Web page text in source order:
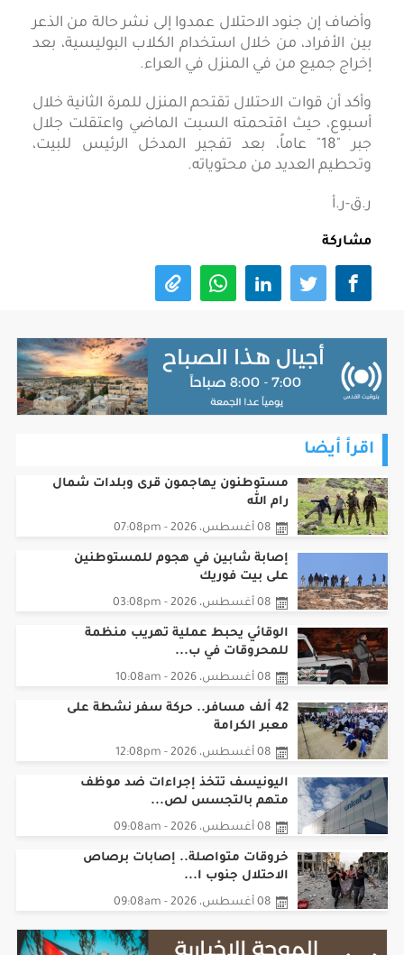
وأضاف إن جنود الاحتلال عمدوا إلى نشر حالة من الذعر
بين الأفراد، من خلال استخدام الكلاب البوليسية، بعد
إخراج جميع من في المنزل في العراء.
وأكد أن قوات الاحتلال تقتحم المنزل للمرة الثانية خلال
أسبوع، حيث اقتحمته السبت الماضي واعتقلت جلال
جبر "18" عاماً، بعد تفجير المدخل الرئيس للبيت،
وتحطيم العديد من محتوياته.
ر.ق-ر.أ
مشاركة
رام الله
08 أغسطس، 2026 - 07:08pm
إصابة شابين في هجوم للمستوطنين
على بيت فوريك
08 أغسطس، 2026 - 03:08pm
الوقائي يحبط عملية تهريب منظمة
للمحروقات في ب...
08 أغسطس، 2026 - 10:08am
42 ألف مسافر.. حركة سفر نشطة على
معبر الكرامة
08 أغسطس، 2026 - 12:08pm
اليونيسف تتخذ إجراءات ضد موظف
متهم بالتجسس لص...
08 أغسطس، 2026 - 09:08am
خروقات متواصلة.. إصابات برصاص
الاحتلال جنوب ا...
08 أغسطس، 2026 - 09:08am